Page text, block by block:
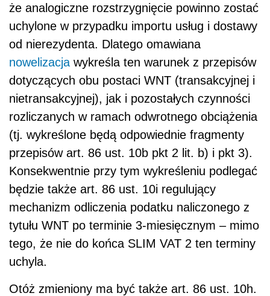
że analogiczne rozstrzygnięcie powinno zostać
uchylone w przypadku importu usług i dostawy
od nierezydenta. Dlatego omawiana
nowelizacja wykreśla ten warunek z przepisów
dotyczących obu postaci WNT (transakcyjnej i
nietransakcyjnej), jak i pozostałych czynności
rozliczanych w ramach odwrotnego obciążenia
(tj. wykreślone będą odpowiednie fragmenty
przepisów art. 86 ust. 10b pkt 2 lit. b) i pkt 3).
Konsekwentnie przy tym wykreśleniu podlegać
będzie także art. 86 ust. 10i regulujący
mechanizm odliczenia podatku naliczonego z
tytułu WNT po terminie 3-miesięcznym – mimo
tego, że nie do końca SLIM VAT 2 ten terminy
uchyla.
Otóż zmieniony ma być także art. 86 ust. 10h.